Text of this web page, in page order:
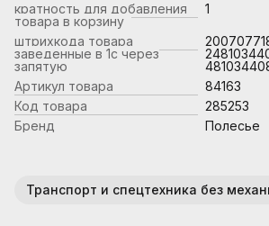
кратность для добавления
товара в корзину
1
штрихкода товара
заведенные в 1с через
запятую
Артикул товара
84163
Код товара
285253
Бренд
Полесье